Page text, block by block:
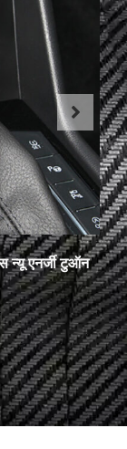
न्यू एनर्जी टुऑन